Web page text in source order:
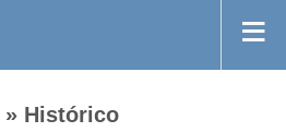
» Histórico